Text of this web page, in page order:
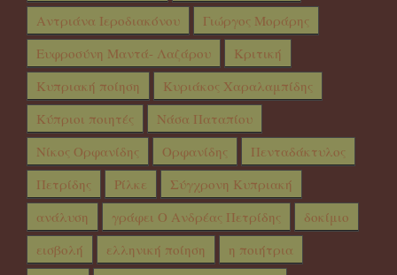
Αντριάνα Ιεροδιακόνου
Γιώργος Μοράρης
Ευφροσύνη Μαντά- Λαζάρου
Κριτική
Κυπριακή ποίηση
Κυριάκος Χαραλαμπίδης
Κύπριοι ποιητές
Νάσα Παταπίου
Νίκος Ορφανίδης
Ορφανίδης
Πενταδάκτυλος
Πετρίδης
Ρίλκε
Σύγχρονη Κυπριακή
ανάλυση
γράφει Ο Ανδρέας Πετρίδης
δοκίμιο
εισβολή
ελληνική ποίηση
η ποιήτρια